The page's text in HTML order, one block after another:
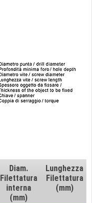
Diam.
Filettatura
interna
(mm)
Lunghezza
Filettatura
(mm)